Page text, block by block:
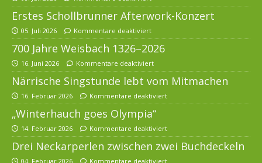
Erstes Schollbrunner Afterwork-Konzert
05. Juli 2026 Kommentare deaktiviert
700 Jahre Weisbach 1326–2026
16. Juni 2026 Kommentare deaktiviert
Närrische Singstunde lebt vom Mitmachen
16. Februar 2026 Kommentare deaktiviert
„Winterhauch goes Olympia“
14. Februar 2026 Kommentare deaktiviert
Drei Neckarperlen zwischen zwei Buchdeckeln
04. Februar 2026 Kommentare deaktiviert